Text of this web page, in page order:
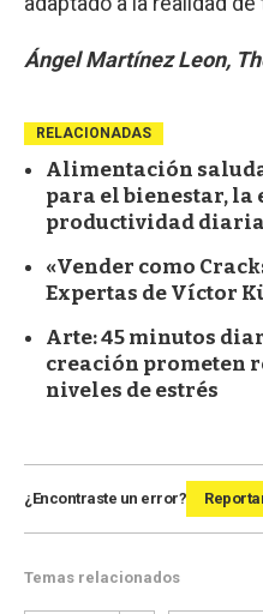
Ángel Martínez Leon,
RELACIONADAS
Alimentación
para el bienestar, la
productividad diaria
«Vender como
Expertas de Víctor
Arte: 45 minutos
creación prometen
niveles de estrés
¿Encontraste un error?
Temas relacionados